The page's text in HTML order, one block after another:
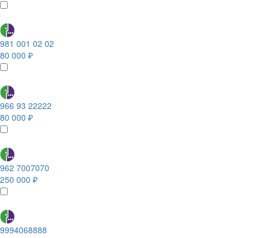
981 001 02 02
80 000 ₽
966 93 22222
80 000 ₽
962 7007070
250 000 ₽
9994068888